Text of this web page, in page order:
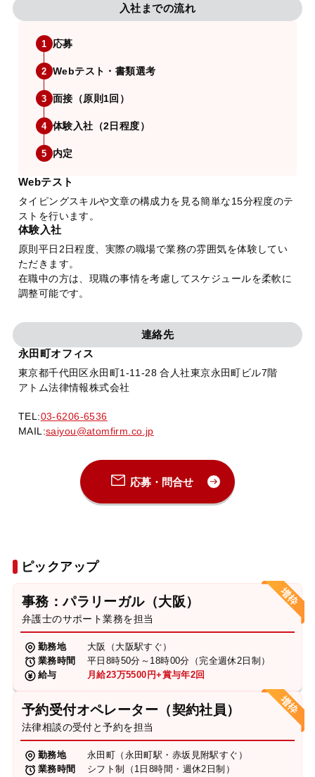
入社までの流れ
1 応募
2 Webテスト・書類選考
3 面接（原則1回）
4 体験入社（2日程度）
5 内定
Webテスト
タイピングスキルや文章の構成力を見る簡単な15分程度のテ
ストを行います。
体験入社
原則平日2日程度、実際の職場で業務の雰囲気を体験してい
ただきます。
在職中の方は、現職の事情を考慮してスケジュールを柔軟に
調整可能です。
連絡先
永田町オフィス
東京都千代田区永田町1-11-28 合人社東京永田町ビル7階
アトム法律情報株式会社
TEL:03-6206-6536
MAIL:saiyou@atomfirm.co.jp
応募・問合せ
ピックアップ
事務：パラリーガル（大阪）
弁護士のサポート業務を担当
勤務地
大阪（大阪駅すぐ）
業務時間
平日8時50分～18時00分（完全週休2日制）
給与
月給23万5500円+賞与年2回
予約受付オペレーター（契約社員）
法律相談の受付と予約を担当
勤務地
永田町（永田町駅・赤坂見附駅すぐ）
業務時間
シフト制（1日8時間・週休2日制）